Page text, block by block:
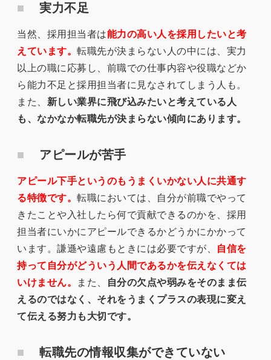
実力不足
当然、採用担当者は能力の高い人を採用したいと考
えています。 転職先が決まらない人の中には、実力
以上の職に応募し、前職での仕事内容や役職などか
ら能力不足と採用担当者に見なされてしまう人も。
また、 新しい業界に飛び込みたいと考えている人
も、なかなか転職先が決まらない傾向にあります。
アピールが苦手
アピール下手というのもうまくいかない人に共通す
る特徴です。 転職においては、自分が前職でやって
きたことや入社したら何で貢献できるのかを、採用
担当者にいかにアピールできるかどうかにかかって
います。謙遜や遠慮もときには必要ですが、
自信を
持って自分がどういう人間であるかを伝えなくては
いけません。
また、
自分の欠点や弱みをそのまま伝
えるのではなく、それをうまくプラスの表現に変え
て伝える努力も大切です。
転職先の情報収集ができていない